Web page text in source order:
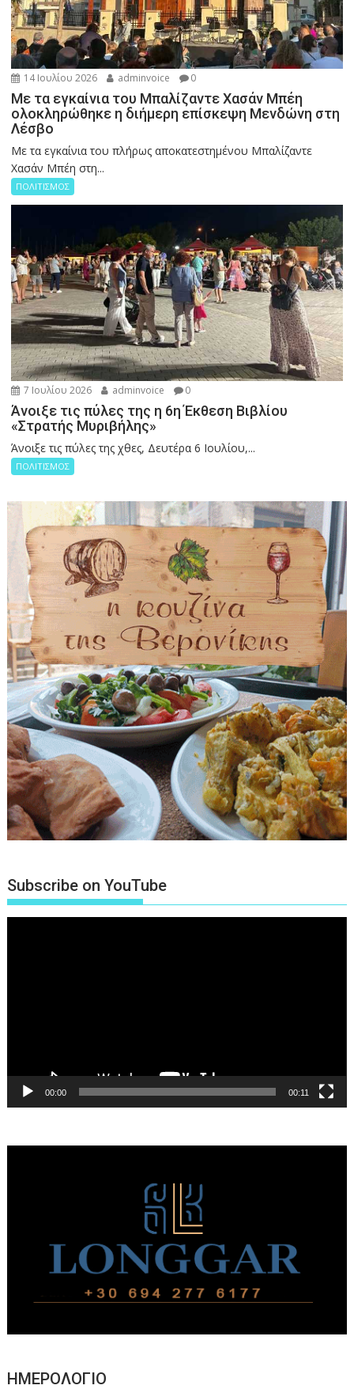
14 Ιουλίου 2026 adminvoice 0
Με τα εγκαίνια του Μπαλίζαντε Χασάν Μπέη
ολοκληρώθηκε η διήμερη επίσκεψη Μενδώνη στη
Λέσβο
Με τα εγκαίνια του πλήρως αποκατεστημένου Μπαλίζαντε
Χασάν Μπέη στη...
ΠΟΛΙΤΙΣΜΟΣ
7 Ιουλίου 2026 adminvoice 0
Άνοιξε τις πύλες της η 6η Έκθεση Βιβλίου
«Στρατής Μυριβήλης»
Άνοιξε τις πύλες της χθες, Δευτέρα 6 Ιουλίου,...
ΠΟΛΙΤΙΣΜΟΣ
Subscribe on YouTube
00:00 00:11
ΗΜΕΡΟΛΟΓΙΟ